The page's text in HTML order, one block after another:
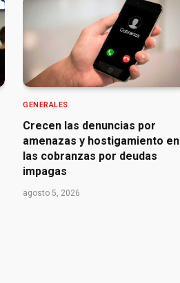
GENERALES
Crecen las denuncias por
amenazas y hostigamiento en
las cobranzas por deudas
impagas
agosto 5, 2026